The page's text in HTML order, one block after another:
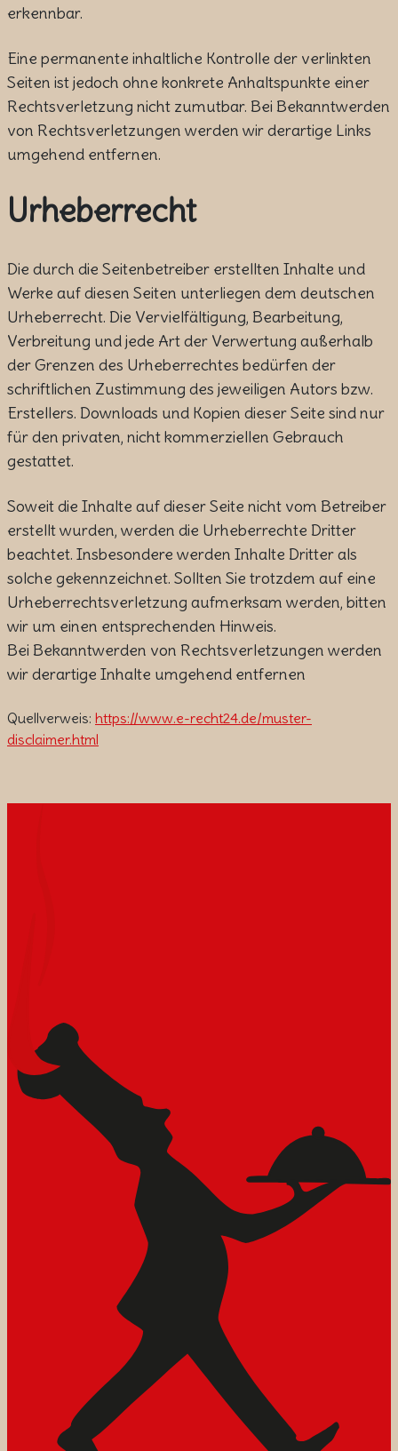
erkennbar.
Eine permanente inhaltliche Kontrolle der verlinkten
Seiten ist jedoch ohne konkrete Anhaltspunkte einer
Rechtsverletzung nicht zumutbar. Bei Bekanntwerden
von Rechtsverletzungen werden wir derartige Links
umgehend entfernen.
Urheberrecht
Die durch die Seitenbetreiber erstellten Inhalte und
Werke auf diesen Seiten unterliegen dem deutschen
Urheberrecht. Die Vervielfältigung, Bearbeitung,
Verbreitung und jede Art der Verwertung außerhalb
der Grenzen des Urheberrechtes bedürfen der
schriftlichen Zustimmung des jeweiligen Autors bzw.
Erstellers. Downloads und Kopien dieser Seite sind nur
für den privaten, nicht kommerziellen Gebrauch
gestattet.
Soweit die Inhalte auf dieser Seite nicht vom Betreiber
erstellt wurden, werden die Urheberrechte Dritter
beachtet. Insbesondere werden Inhalte Dritter als
solche gekennzeichnet. Sollten Sie trotzdem auf eine
Urheberrechtsverletzung aufmerksam werden, bitten
wir um einen entsprechenden Hinweis.
Bei Bekanntwerden von Rechtsverletzungen werden
wir derartige Inhalte umgehend entfernen
Quellverweis: https://www.e-recht24.de/muster-
disclaimer.html